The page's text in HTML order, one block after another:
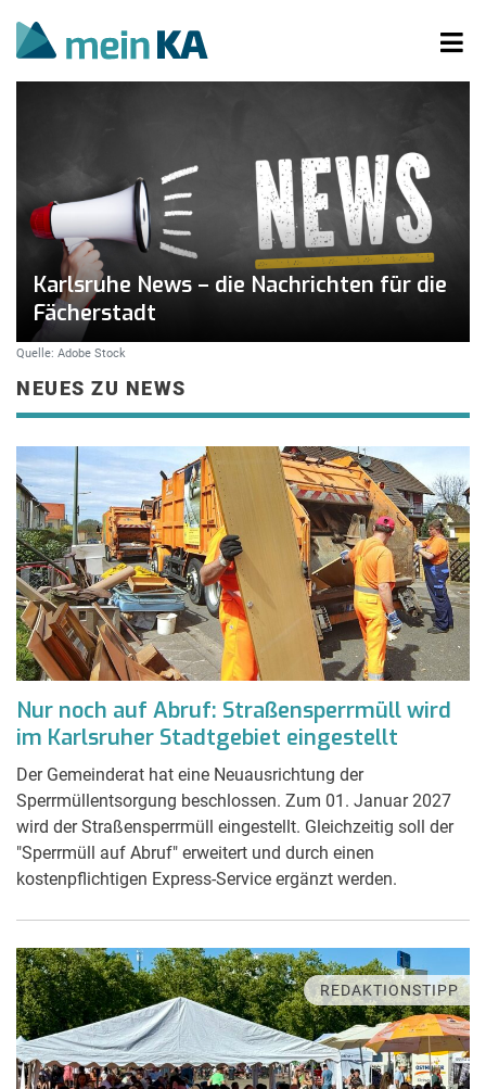
Karlsruhe News – die Nachrichten für die
Fächerstadt
Quelle: Adobe Stock
NEUES ZU NEWS
Nur noch auf Abruf: Straßensperrmüll wird
im Karlsruher Stadtgebiet eingestellt
Der Gemeinderat hat eine Neuausrichtung der
Sperrmüllentsorgung beschlossen. Zum 01. Januar 2027
wird der Straßensperrmüll eingestellt. Gleichzeitig soll der
"Sperrmüll auf Abruf" erweitert und durch einen
kostenpflichtigen Express-Service ergänzt werden.
REDAKTIONSTIPP